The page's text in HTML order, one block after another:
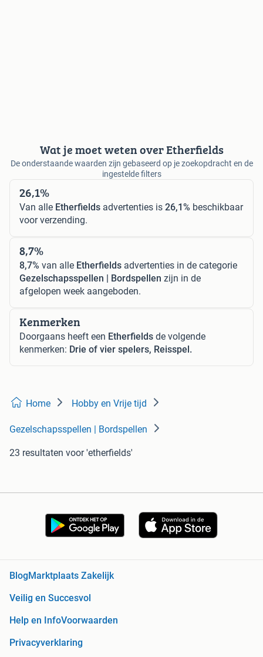
Wat je moet weten over Etherfields
De onderstaande waarden zijn gebaseerd op je zoekopdracht en de
ingestelde filters
26,1%
Van alle Etherfields advertenties is 26,1% beschikbaar
voor verzending.
8,7%
8,7% van alle Etherfields advertenties in de categorie
Gezelschapsspellen | Bordspellen zijn in de
afgelopen week aangeboden.
Kenmerken
Doorgaans heeft een Etherfields de volgende
kenmerken: Drie of vier spelers, Reisspel.
Home Hobby en Vrije tijd
Gezelschapsspellen | Bordspellen
23 resultaten voor 'etherfields'
BlogMarktplaats Zakelijk
Veilig en Succesvol
Help en InfoVoorwaarden
Privacyverklaring